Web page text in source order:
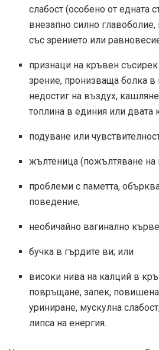
слабост (особено от едната
внезапно силно
със зрението или
признаци на кръвен
зрение, пронизваща болка в
недостиг на въздух,
топлина в единия или двата
подуване или
жълтеница (пожълтяване на
проблеми с паметта,
поведение;
необичайно вагинално
бучка в гърдите ви; или
високи нива на калций в
повръщане, запек,
уриниране, мускулна
липса на енергия.